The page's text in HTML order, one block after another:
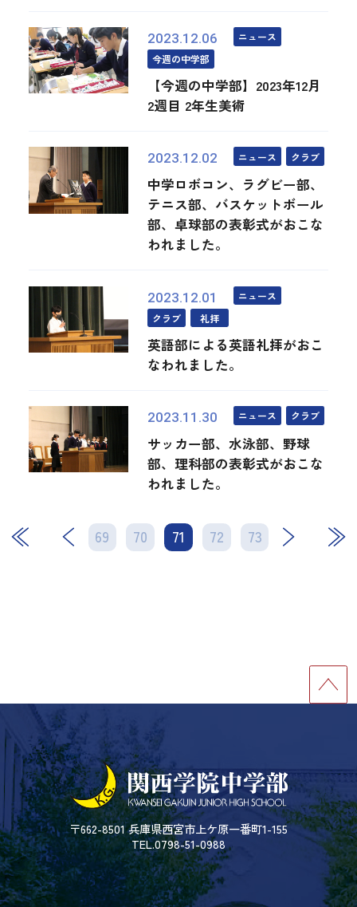
2023.12.06
ニュース
今週の中学部
【今週の中学部】2023年12月
2週目 2年生美術
2023.12.02 ニュース クラブ
中学ロボコン、ラグビー部、
テニス部、バスケットボール
部、卓球部の表彰式がおこな
われました。
2023.12.01
ニュース
クラブ
礼拝
英語部による英語礼拝がおこ
なわれました。
2023.11.30 ニュース クラブ
サッカー部、水泳部、野球
部、理科部の表彰式がおこな
われました。
69 70 71 72 73
次 最後
〒662-8501 兵庫県西宮市上ケ原一番町1-155
TEL.0798-51-0988